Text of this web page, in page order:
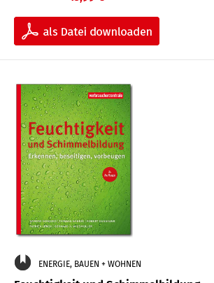
ENERGIE, BAUEN + WOHNEN